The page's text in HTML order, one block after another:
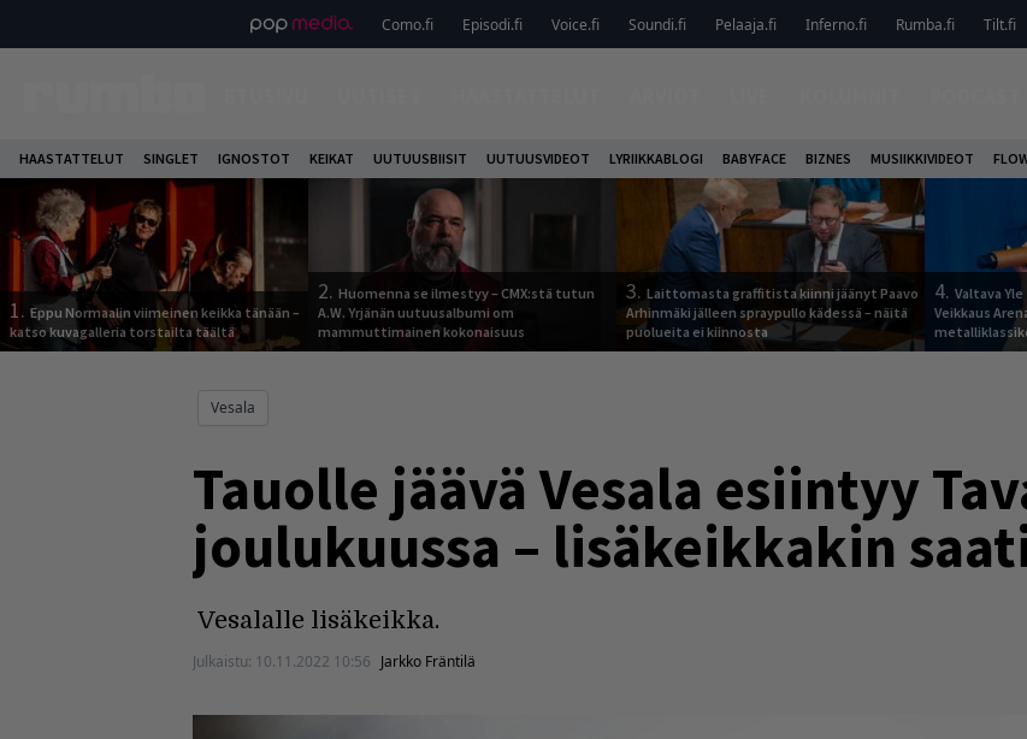
Como.fi Episodi.fi Voice.fi Soundi.fi Pelaaja.fi Inferno.fi Rumba.fi Tilt.fi
HAASTATTELUT SINGLET IGNOSTOT KEIKAT UUTUUSBIISIT UUTUUSVIDEOT LYRIIKKABLOGI BABYFACE BIZNES MUSIIKKIVIDEOT
1. Eppu Normaalin viimeinen keikka tänään –
katso kuvagalleria torstailta täältä
2. Huomenna se ilmestyy – CMX:stä tutun
A.W. Yrjänän uutuusalbumi om
mammuttimainen kokonaisuus
3. Laittomasta graffitista kiinni jäänyt Paavo
Arhinmäki jälleen spraypullo kädessä – näitä
puolueita ei kiinnosta
4. Valtava
Veikkaus
Vesala
Tauolle jäävä Vesala esiintyy
joulukuussa – lisäkeikkakin
Vesalalle lisäkeikka.
Julkaistu: 10.11.2022 10:56 Jarkko Fräntilä